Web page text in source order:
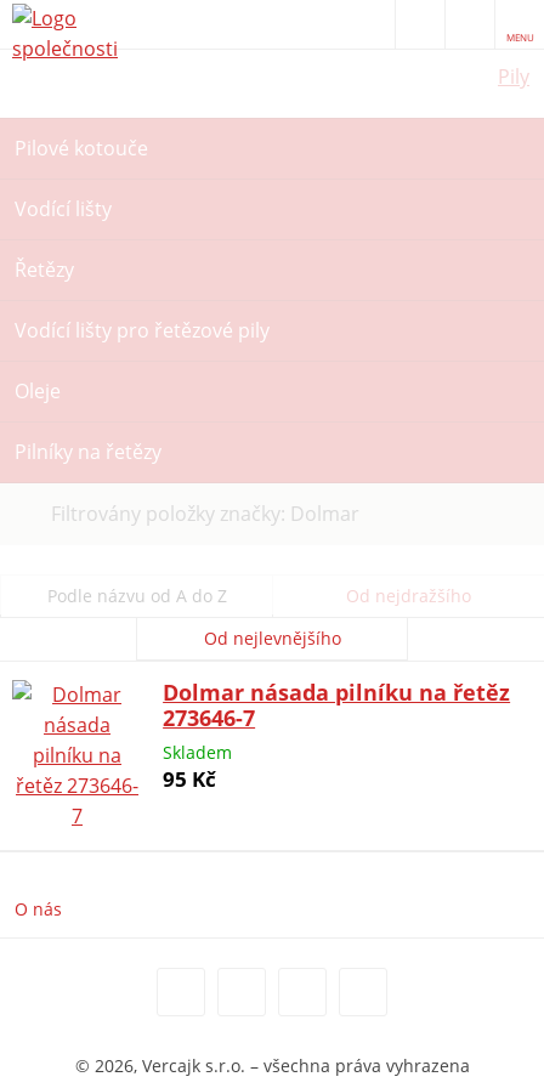
MENU
Pily
Pilové kotouče
Vodící lišty
Řetězy
Vodící lišty pro řetězové pily
Oleje
Pilníky na řetězy
Filtrovány položky značky: Dolmar
Podle názvu od A do Z
Od nejdražšího
Od nejlevnějšího
Dolmar násada pilníku na řetěz
273646-7
Skladem
95 Kč
O nás
© 2026, Vercajk s.r.o. – všechna práva vyhrazena